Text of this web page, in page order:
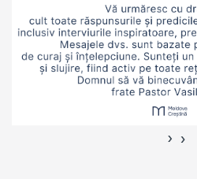
‹ ›